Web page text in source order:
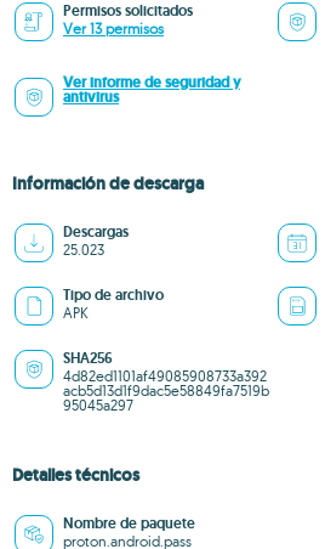
Permisos solicitados
Ver 13 permisos
Ver informe de seguridad y
antivirus
Información de descarga
Descargas
25.023
Tipo de archivo
APK
SHA256
4d82ed1101af49085908733a392
acb5d13d1f9dac5e58849fa7519b
95045a297
Detalles técnicos
Nombre de paquete
proton.android.pass